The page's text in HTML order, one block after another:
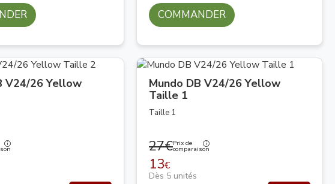
COMMANDER
V24/26 Yellow
Mundo DB V24/26 Yellow
Taille 1
Taille 1
27€Prix de
comparaison
13€
Dès 5 unités